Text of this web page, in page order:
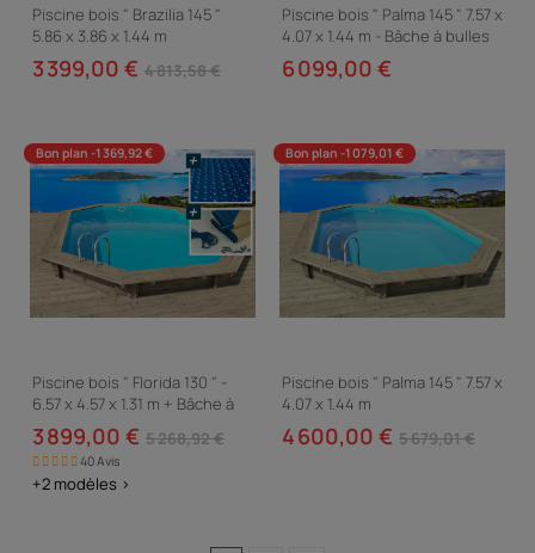
Piscine bois " Brazilia 145 "
5.86 x 3.86 x 1.44 m
3 399,00 € 4 813,58 €
Piscine bois " Palma 145 " 7.57 x
4.07 x 1.44 m - Bâche à bulles
180 µ - Bâche hiver 280 g/m²
6 099,00 €
Bon plan -1 369,92 €
Piscine bois " Florida 130 " -
6.57 x 4.57 x 1.31 m + Bâche à
bulles 180 µ + Bâche hiver 280
gr/m²
3 899,00 € 5 268,92 €
40 Avis
+2 modèles >
Bon plan -1 079,01 €
Piscine bois " Palma 145 " 7.57 x
4.07 x 1.44 m
4 600,00 € 5 679,01 €